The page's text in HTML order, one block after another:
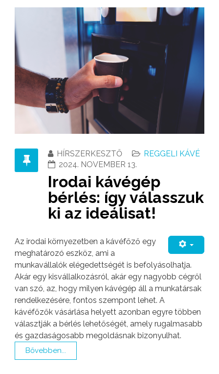
HÍRSZERKESZTŐ
REGGELI KÁVÉ
2024. NOVEMBER 13.
Irodai kávégép
bérlés: így válasszuk
ki az ideálisat!
Az irodai környezetben a kávéfőző egy
meghatározó eszköz, ami a
munkavállalók elégedettségét is befolyásolhatja.
Akár egy kisvállalkozásról, akár egy nagyobb cégről
van szó, az, hogy milyen kávégép áll a munkatársak
rendelkezésére, fontos szempont lehet. A
kávéfőzők vásárlása helyett azonban egyre többen
választják a bérlés lehetőségét, amely rugalmasabb
és gazdaságosabb megoldásnak bizonyulhat.
Bővebben...